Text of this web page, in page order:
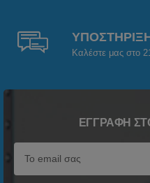
Καλέστε μας στο
ΕΓΓΡΑΦΉ